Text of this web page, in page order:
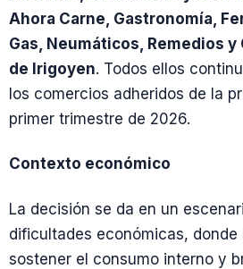
Ahora Carne, Gastronomía,
Gas, Neumáticos, Remedios y
de Irigoyen. Todos ellos
los comercios adheridos de la
primer trimestre de 2026.
Contexto económico
La decisión se da en un
dificultades económicas, donde
sostener el consumo interno y